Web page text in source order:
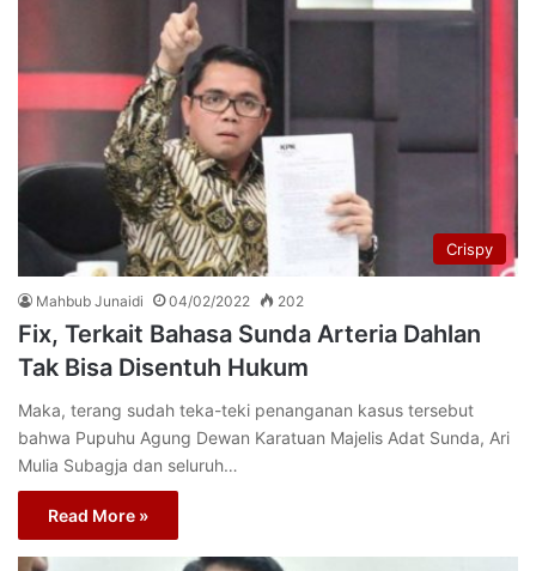
Crispy
Mahbub Junaidi 04/02/2022 202
Fix, Terkait Bahasa Sunda Arteria Dahlan
Tak Bisa Disentuh Hukum
Maka, terang sudah teka-teki penanganan kasus tersebut
bahwa Pupuhu Agung Dewan Karatuan Majelis Adat Sunda, Ari
Mulia Subagja dan seluruh…
Read More »